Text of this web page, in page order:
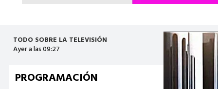
TODO SOBRE LA TELEVISIÓN
6 Ago a las 17:14
FERMÍN TOMA LA DECISIÓN